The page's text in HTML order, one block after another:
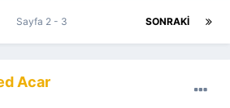
SONRAKI
Sayfa 2 - 3
Acar